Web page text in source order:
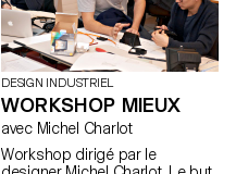
DESIGN INDUSTRIEL
WORKSHOP MIEUX
avec Michel Charlot
Workshop dirigé par le